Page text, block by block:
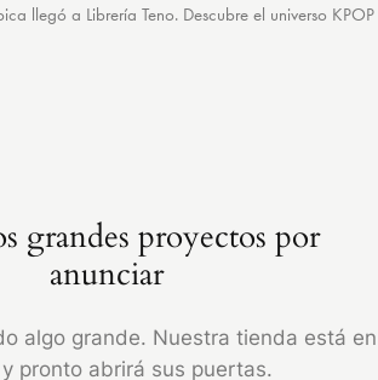
llegó a Librería Teno. Descubre el universo KPOP
grandes proyectos por
anunciar
algo grande. Nuestra tienda está en
pronto abrirá sus puertas.